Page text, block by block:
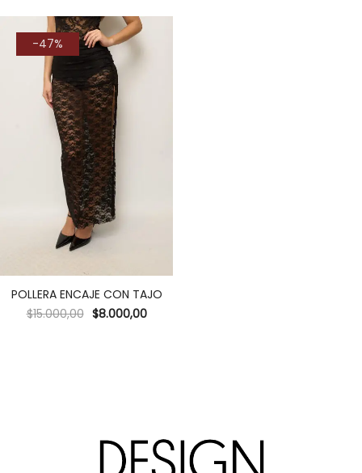
-47%
POLLERA ENCAJE CON TAJO
$15.000,00 $8.000,00